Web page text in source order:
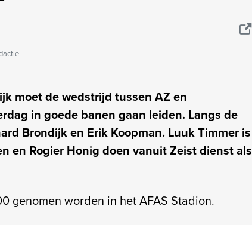
moet de wedstrijd tussen AZ en
in goede banen gaan leiden. Langs de
Brondijk en Erik Koopman. Luuk Timmer is
en Rogier Honig doen vanuit Zeist dienst als
genomen worden in het AFAS Stadion.